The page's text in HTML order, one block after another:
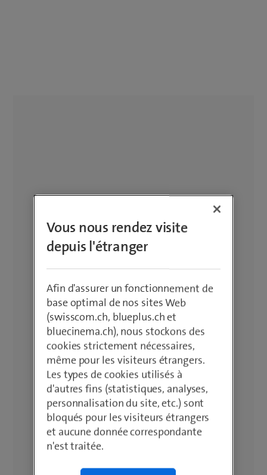
Vous nous rendez visite
depuis l'étranger
Afin d'assurer un fonctionnement de
base optimal de nos sites Web
(swisscom.ch, blueplus.ch et
bluecinema.ch), nous stockons des
cookies strictement nécessaires,
même pour les visiteurs étrangers.
Les types de cookies utilisés à
d'autres fins (statistiques, analyses,
personnalisation du site, etc.) sont
bloqués pour les visiteurs étrangers
et aucune donnée correspondante
n'est traitée.